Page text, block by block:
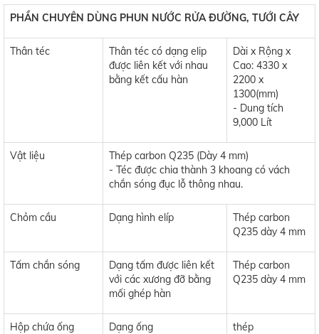
PHẦN CHUYÊN DÙNG PHUN NƯỚC RỬA ĐƯỜNG, TƯỚI CÂY
Thân téc
Thân téc có dạng elip
được liên kết với nhau
bằng kết cấu hàn
Dài x Rộng x
Cao: 4330 x
2200 x
1300(mm)
- Dung tích
9,000 Lít
Vật liệu
Thép carbon Q235 (Dày 4 mm)
- Téc được chia thành 3 khoang có vách
chắn sóng đục lỗ thông nhau.
Chỏm cầu Dạng hình elíp
Thép carbon
Q235 dày 4 mm
Tấm chắn sóng
Dạng tấm được liên kết
với các xương đỡ bằng
mối ghép hàn
Thép carbon
Q235 dày 4 mm
Hộp chứa ống
Dạng ống thép